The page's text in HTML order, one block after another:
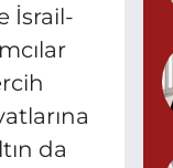
İsrail-
da